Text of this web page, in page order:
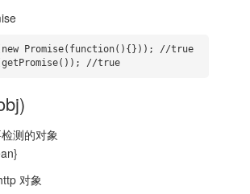
Promise(function(){})); //true
//true
测的对象
对象